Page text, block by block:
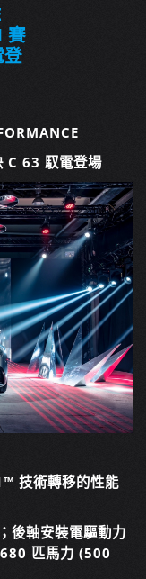
賽
登
C 63 馭電登場
技術轉移的性能
後軸安裝電驅動力
匹馬力 (500